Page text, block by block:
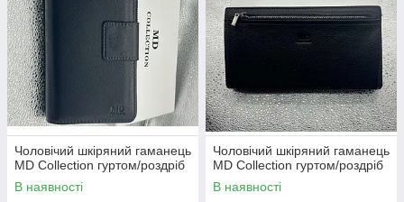
Чоловічий шкіряний гаманець
MD Collection гуртом/роздріб
В наявності
Чоловічий шкіряний гаманець
MD Collection гуртом/роздріб
В наявності